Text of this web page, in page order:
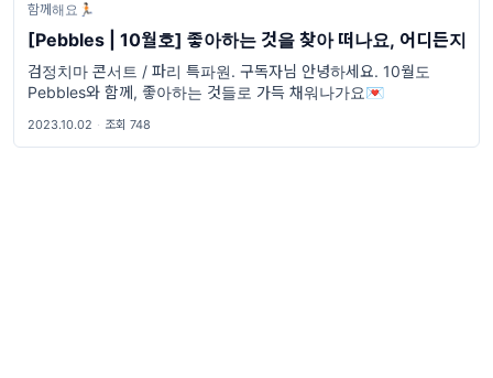
#아프리카 (13)
#아이돌 (12)
#밴드 (12)
#콘서트 (10)
#패션 (10) #웹툰 (10)
함께해요🏃🏻
[Pebbles | 10월호] 좋아하는 것을 찾아 떠나요, 어디든지
검정치마 콘서트 / 파리 특파원. 구독자님 안녕하세요. 10월도
Pebbles와 함께, 좋아하는 것들로 가득 채워나가요💌
2023.10.02 · 조회 748